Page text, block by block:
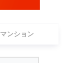
マンション